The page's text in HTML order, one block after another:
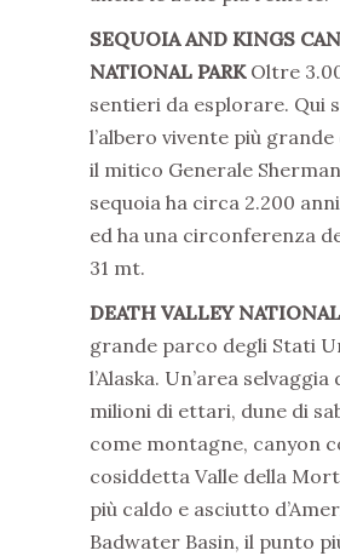
SEQUOIA AND KINGS
NATIONAL PARKOltre
sentieri da esplorare. Qui
l’albero vivente più
il mitico Generale
sequoia ha circa 2.200
ed ha una circonferenza
31 mt.
DEATH VALLEY
grande parco degli Stati
l’Alaska. Un’area selvaggia
milioni di ettari, dune di
come montagne, canyon
cosiddetta Valle della
più caldo e asciutto
Badwater Basin, il punto